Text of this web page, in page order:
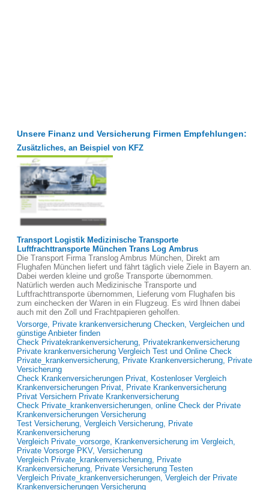
Unsere Finanz und Versicherung Firmen Empfehlungen:
Zusätzliches, an Beispiel von KFZ
Transport Logistik Medizinische Transporte
Luftfrachttransporte München Trans Log Ambrus
Die Transport Firma Translog Ambrus München, Direkt am
Flughafen München liefert und fährt täglich viele Ziele in Bayern an.
Dabei werden kleine und große Transporte übernommen.
Natürlich werden auch Medizinische Transporte und
Luftfrachttransporte übernommen, Lieferung vom Flughafen bis
zum einchecken der Waren in ein Flugzeug. Es wird Ihnen dabei
auch mit den Zoll und Frachtpapieren geholfen.
Vorsorge, Private krankenversicherung Checken, Vergleichen und
günstige Anbieter finden
Check Privatekrankenversicherung, Privatekrankenversicherung
Private krankenversicherung Vergleich Test und Online Check
Private_krankenversicherung, Private Krankenversicherung, Private
Versicherung
Check Krankenversicherungen Privat, Kostenloser Vergleich
Krankenversicherungen Privat, Private Krankenversicherung
Privat Versichern Private Krankenversicherung
Check Private_krankenversicherungen, online Check der Private
Krankenversicherungen Versicherung
Test Versicherung, Vergleich Versicherung, Private
Krankenversicherung
Vergleich Private_vorsorge, Krankenversicherung im Vergleich,
Private Vorsorge PKV, Versicherung
Vergleich Private_krankenversicherung, Private
Krankenversicherung, Private Versicherung Testen
Vergleich Private_krankenversicherungen, Vergleich der Private
Krankenversicherungen Versicherung